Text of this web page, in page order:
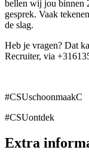
bellen wij jou binnen
gesprek. Vaak
de slag.
Heb je vragen? Dat
Recruiter, via
#CSUschoonmaakC
#CSUontdek
Extra